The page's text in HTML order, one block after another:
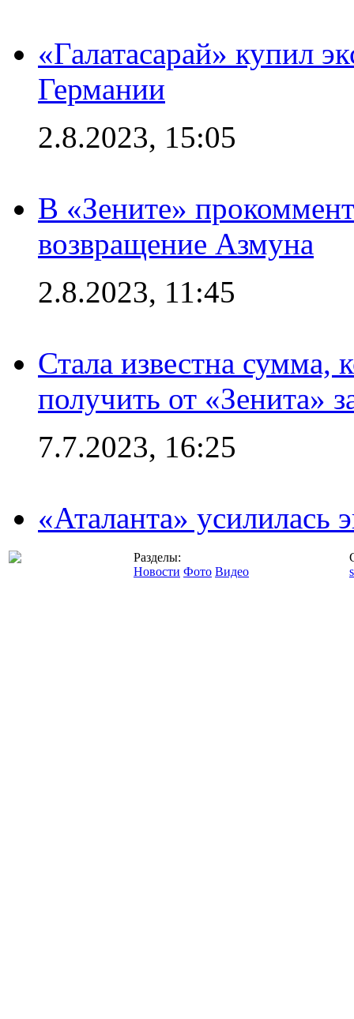
«Галатасарай» купил
Германии
2.8.2023, 15:05
В «Зените»
возвращение Азмуна
2.8.2023, 11:45
Стала известна сумма,
получить от «Зенита»
7.7.2023, 16:25
«Аталанта»
Разделы:
Новости Фото Видео